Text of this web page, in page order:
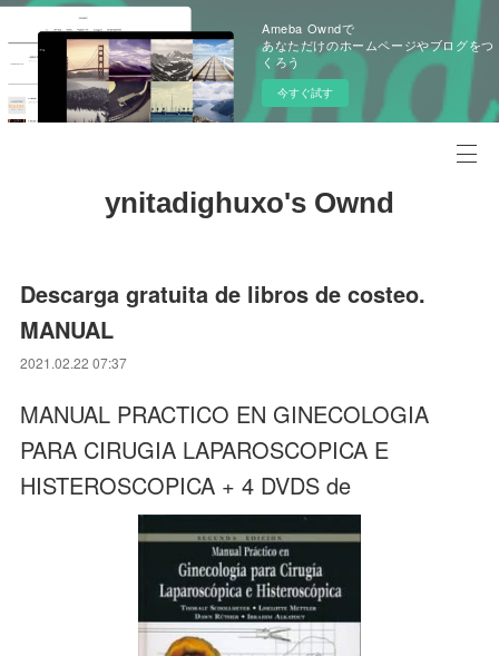
Ameba Owndで
あなただけのホームページやブログをつ
くろう
今すぐ試す
ynitadighuxo's Ownd
Descarga gratuita de libros de costeo.
MANUAL
2021.02.22 07:37
MANUAL PRACTICO EN GINECOLOGIA
PARA CIRUGIA LAPAROSCOPICA E
HISTEROSCOPICA + 4 DVDS de